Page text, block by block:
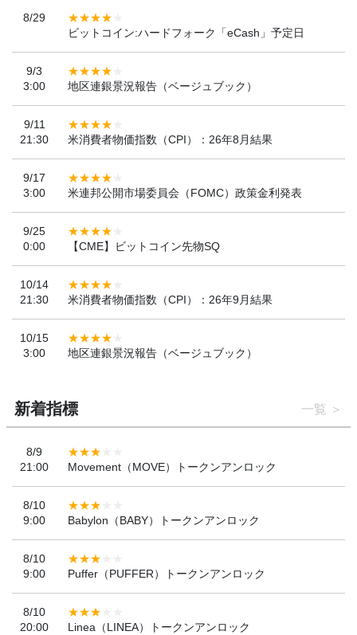
8/29
ビットコイン:ハードフォーク「eCash」予定日
9/3
3:00
地区連銀景況報告（ベージュブック）
9/11
21:30
米消費者物価指数（CPI）：26年8月結果
9/17
3:00
米連邦公開市場委員会（FOMC）政策金利発表
9/25
0:00
【CME】ビットコイン先物SQ
10/14
21:30
米消費者物価指数（CPI）：26年9月結果
10/15
3:00
地区連銀景況報告（ベージュブック）
新着指標 一覧
8/9
21:00
Movement（MOVE）トークンアンロック
8/10
9:00
Babylon（BABY）トークンアンロック
8/10
9:00
Puffer（PUFFER）トークンアンロック
8/10
20:00
Linea（LINEA）トークンアンロック